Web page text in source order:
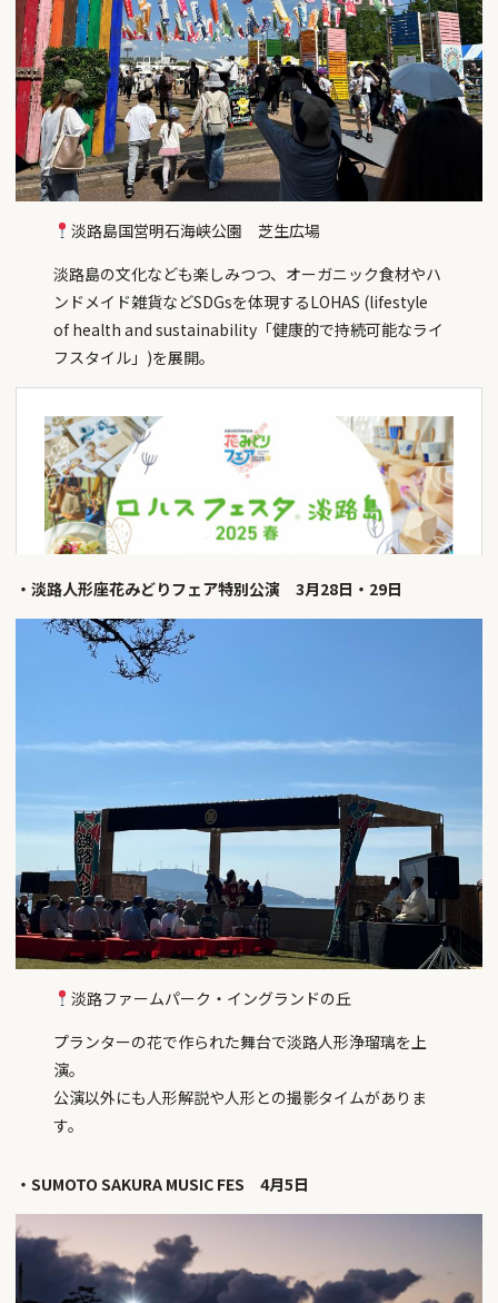
淡路島国営明石海峡公園 芝生広場
淡路島の文化なども楽しみつつ、オーガニック食材やハ
ンドメイド雑貨などSDGsを体現するLOHAS (lifestyle
of health and sustainability「健康的で持続可能なライ
フスタイル」)を展開。
・淡路人形座花みどりフェア特別公演 3月28日・29日
淡路ファームパーク・イングランドの丘
プランターの花で作られた舞台で淡路人形浄瑠璃を上
演。
公演以外にも人形解説や人形との撮影タイムがありま
す。
・SUMOTO SAKURA MUSIC FES 4月5日